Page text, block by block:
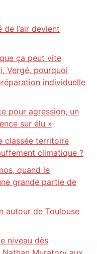
l’air devient
ça peut vite
Vergé, pourquoi
individuelle
pour agression, un
sur élu »
classée territoire
climatique ?
quand le
grande partie de
autour de Toulouse
niveau dès